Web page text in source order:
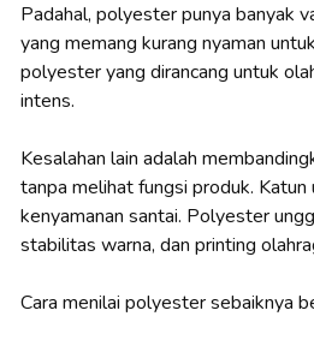
Padahal, polyester punya banyak
yang memang kurang nyaman
polyester yang dirancang untuk
intens.
Kesalahan lain adalah
tanpa melihat fungsi produk. Katun
kenyamanan santai. Polyester
stabilitas warna, dan printing
Cara menilai polyester sebaiknya